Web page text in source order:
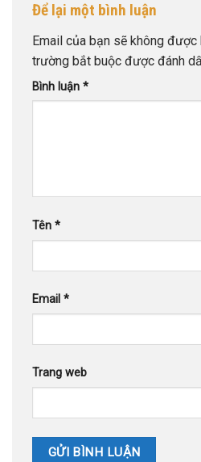
Để lại một bình luận
Email của bạn sẽ không được
trường bắt buộc được đánh
Bình luận *
Tên *
Email *
Trang web